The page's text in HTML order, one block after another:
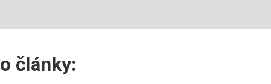
články: